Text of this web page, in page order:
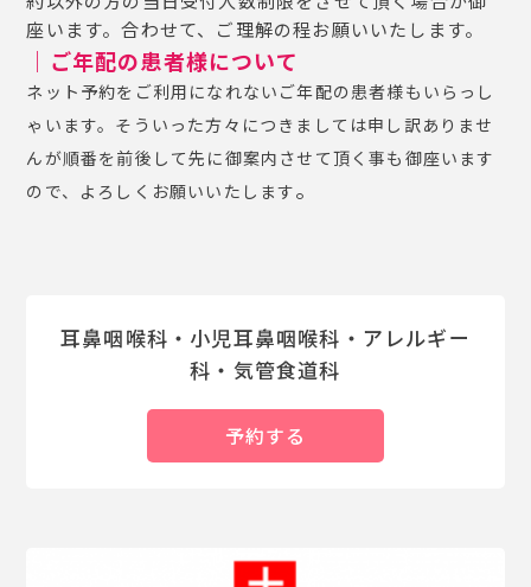
座います。合わせて、ご理解の程お願いいたします。
｜ご年配の患者様について
ネット予約をご利用になれないご年配の患者様もいらっし
ゃいます。 そういった方々につきましては申し訳ありませ
んが順番を前後して先に御案内させて頂く事も御座います
ので、よろしくお願いいたします。
耳鼻咽喉科・小児耳鼻咽喉科・アレルギー
科・気管食道科
予約する